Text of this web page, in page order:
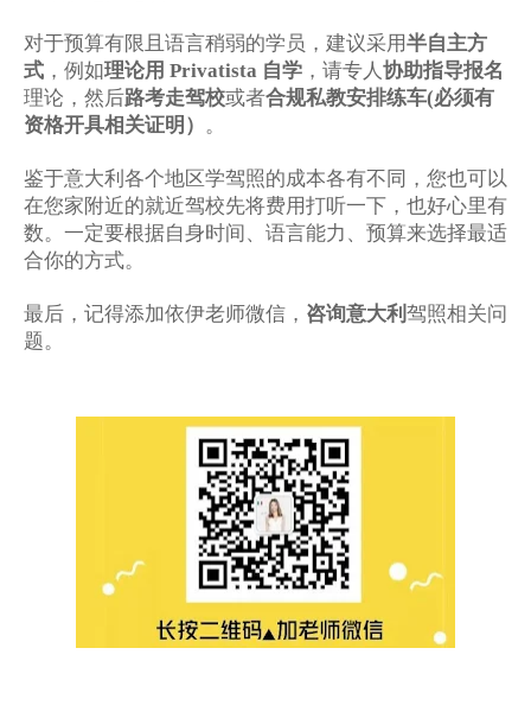
对于预算有限且语言稍弱的学员，建议采用半自主方
式 ，例如理论用 Privatista 自学 ，请专人协助指导报名
理论，然后路考走驾校或者合规私教安排练车(必须有
资格开具相关证明） 。
鉴于意大利各个地区学驾照的成本各有不同，您也可以
在您家附近的就近驾校先将费用打听一下，也好心里有
数。一定要根据自身时间、语言能力、预算来选择最适
合你的方式。
最后，记得添加依伊老师微信， 咨询意大利 驾照相关问
题。